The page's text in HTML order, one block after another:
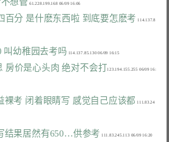
百分 是什麽东西啦 到底要怎麽考 114.137.8
叫幼稚园去考吗 114.137.85.130 06/09 16:15
房价是心头肉 绝对不会打123.194.155.255 06/09 16:
裸考 闭着眼睛写 感觉自己应该都 111.83.24
结果居然有650…供参考